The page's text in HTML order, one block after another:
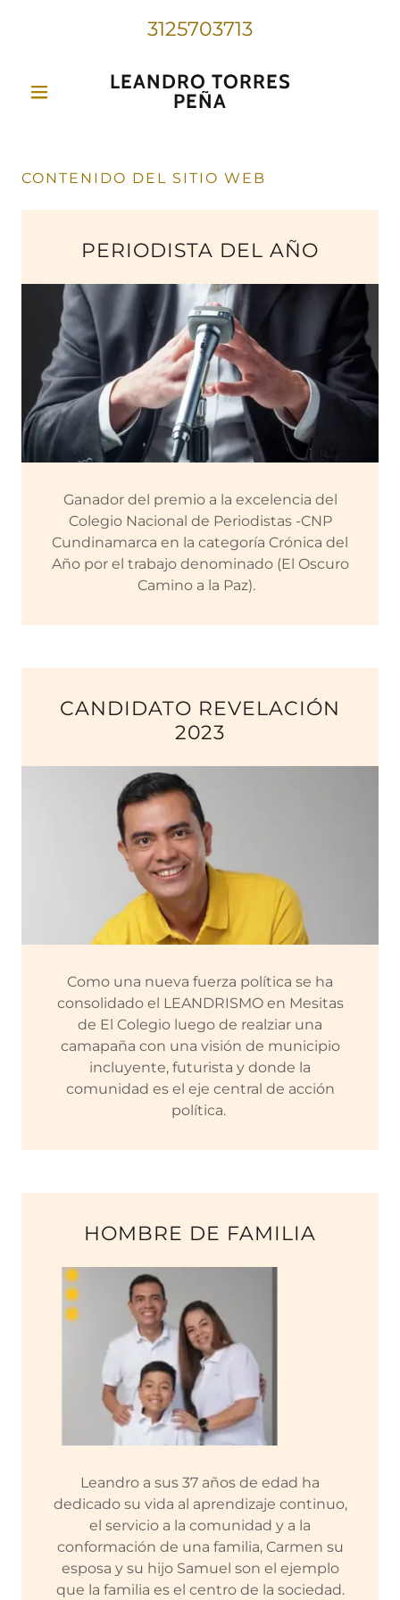
3125703713
LEANDRO TORRES
PEÑA
CONTENIDO DEL SITIO WEB
PERIODISTA DEL AÑO
Ganador del premio a la excelencia del
Colegio Nacional de Periodistas -CNP
Cundinamarca en la categoría Crónica del
Año por el trabajo denominado (El Oscuro
Camino a la Paz).
CANDIDATO REVELACIÓN
2023
Como una nueva fuerza política se ha
consolidado el LEANDRISMO en Mesitas
de El Colegio luego de realziar una
camapaña con una visión de municipio
incluyente, futurista y donde la
comunidad es el eje central de acción
política.
HOMBRE DE FAMILIA
Leandro a sus 37 años de edad ha
dedicado su vida al aprendizaje continuo,
el servicio a la comunidad y a la
conformación de una familia, Carmen su
esposa y su hijo Samuel son el ejemplo
que la familia es el centro de la sociedad.